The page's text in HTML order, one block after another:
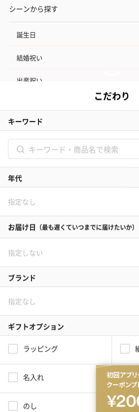
シーンから探す
誕生日
結婚祝い
出産祝い
記念日
結婚記念日
ネットでギフトを贈るなら |